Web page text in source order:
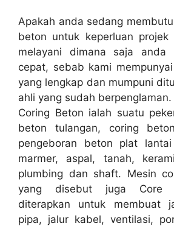
Apakah anda sedang
beton untuk keperluan
melayani dimana saja anda
cepat, sebab kami
yang lengkap dan mumpuni
ahli yang sudah berpenglaman.
Coring Beton ialah suatu
beton tulangan, coring
pengeboran beton plat
marmer, aspal, tanah,
plumbing dan shaft. Mesin
yang disebut juga Core
diterapkan untuk membuat
pipa, jalur kabel, ventilasi,